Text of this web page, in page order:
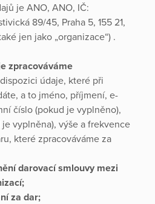
je ANO, ANO, IČ:
89/45, Praha 5, 155 21,
jen jako „organizace“) .
zpracováváme
údaje, které při
a to jméno, příjmení, e-
číslo (pokud je vyplněno),
vyplněna), výše a frekvence
které zpracováváme za
darovací smlouvy mezi
za dar;